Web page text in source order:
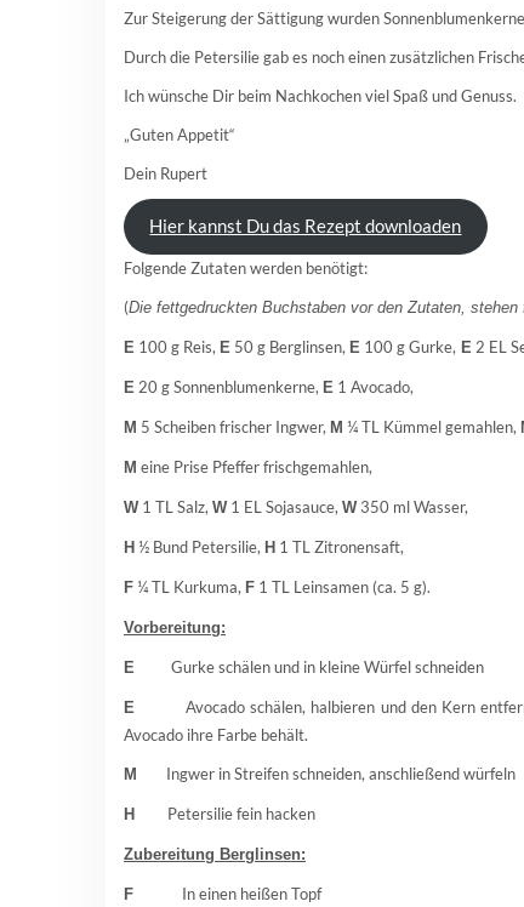
Zur Steigerung der Sättigung wurden
Durch die Petersilie gab es noch einen zusätzlichen
Ich wünsche Dir beim Nachkochen viel Spaß und Genuss.
„Guten Appetit“
Dein Rupert
Hier kannst Du das Rezept downloaden
Folgende Zutaten werden benötigt:
(Die fettgedruckten Buchstaben vor den Zutaten, stehen
E 100 g Reis, E 50 g Berglinsen, E 100 g Gurke, E 2 EL
E 20 g Sonnenblumenkerne, E 1 Avocado,
M 5 Scheiben frischer Ingwer, M ¼ TL Kümmel gemahlen,
M eine Prise Pfeffer frischgemahlen,
W 1 TL Salz, W 1 EL Sojasauce, W 350 ml Wasser,
H ½ Bund Petersilie, H 1 TL Zitronensaft,
F ¼ TL Kurkuma, F 1 TL Leinsamen (ca. 5 g).
Vorbereitung:
E Gurke schälen und in kleine Würfel schneiden
E Avocado schälen, halbieren und den Kern
Avocado ihre Farbe behält.
M Ingwer in Streifen schneiden, anschließend würfeln
H Petersilie fein hacken
Zubereitung Berglinsen:
F In einen heißen Topf